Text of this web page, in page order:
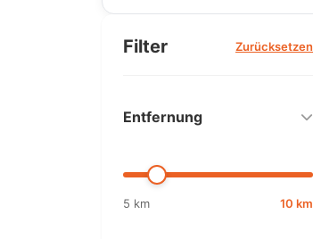
Filter Zurücksetzen
Entfernung
5 km 10 km